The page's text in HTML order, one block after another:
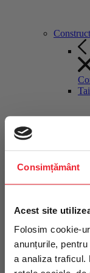
Consimțământ
Acest site
Folosim cookie-
anunțurile,
a analiza traficul.
Fii